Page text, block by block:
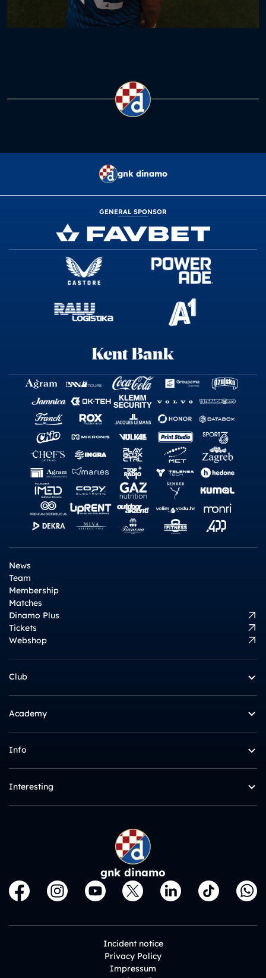
gnk dinamo
GENERAL SPONSOR
News
Team
Membership
Matches
Dinamo Plus
Tickets
Webshop
Club
Academy
Info
Interesting
gnk dinamo
Incident notice
Privacy Policy
Impressum